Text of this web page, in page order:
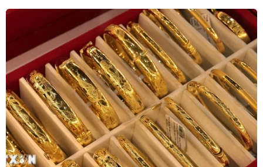
Đội tuyển Việt Nam đối đầu Malaysia
tại bán kết ASEAN Cup 2026
08/08/2026 15:53
Chủ sân Azteca lỗ hơn 47 triệu USD vì
World Cup 2026
08/08/2026 06:43